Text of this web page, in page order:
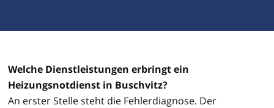
Welche Dienstleistungen erbringt ein
Heizungsnotdienst in Buschvitz?
An erster Stelle steht die Fehlerdiagnose. Der